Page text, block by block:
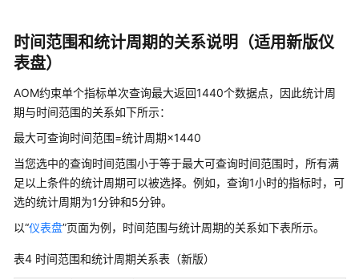
等
级
协
议
（SLA）
白
皮
书
资
源
持
时间范围和统计周期的关系说明
（适用新版仪
表盘）
AOM约束单个指标单次查询最大返回1440个数据点，因此统计周
期与时间范围的关系如下所示：
最大可查询时间范围=统计周期×1440
当您选中的查询时间范围小于等于最大可查询时间范围时，所有满
足以上条件的统计周期可以被选择。例如，查询1小时的指标时，可
选的统计周期为1分钟和5分钟。
以“仪表盘”页面为例，时间范围与统计周期的关系如下表所示。
表4 时间范围和统计周期关系表（新版）